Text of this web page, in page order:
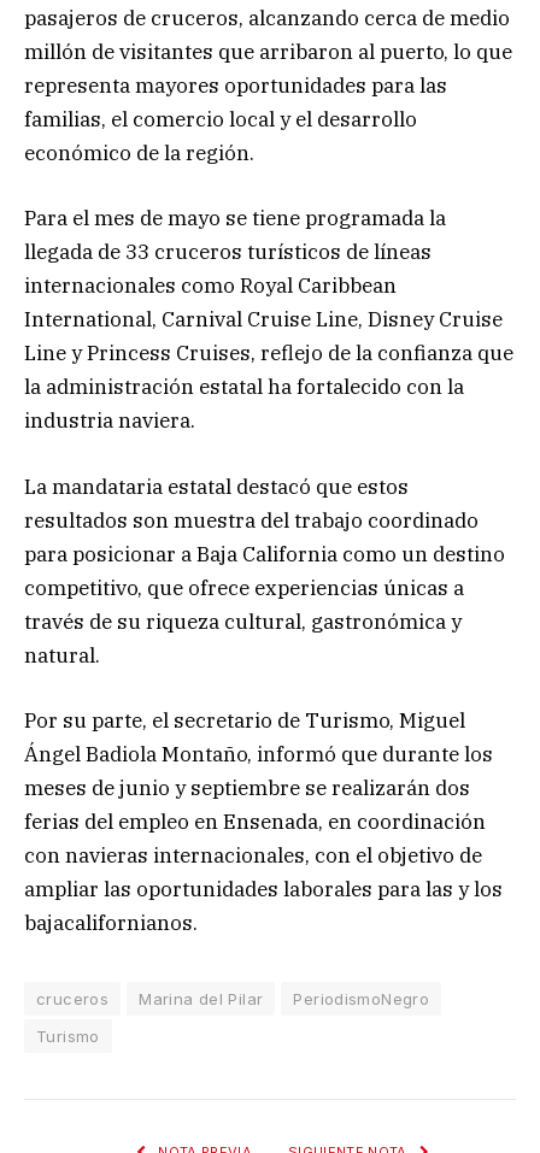
pasajeros de cruceros, alcanzando cerca de medio
millón de visitantes que arribaron al puerto, lo que
representa mayores oportunidades para las
familias, el comercio local y el desarrollo
económico de la región.
Para el mes de mayo se tiene programada la
llegada de 33 cruceros turísticos de líneas
internacionales como Royal Caribbean
International, Carnival Cruise Line, Disney Cruise
Line y Princess Cruises, reflejo de la confianza que
la administración estatal ha fortalecido con la
industria naviera.
La mandataria estatal destacó que estos
resultados son muestra del trabajo coordinado
para posicionar a Baja California como un destino
competitivo, que ofrece experiencias únicas a
través de su riqueza cultural, gastronómica y
natural.
Por su parte, el secretario de Turismo, Miguel
Ángel Badiola Montaño, informó que durante los
meses de junio y septiembre se realizarán dos
ferias del empleo en Ensenada, en coordinación
con navieras internacionales, con el objetivo de
ampliar las oportunidades laborales para las y los
bajacalifornianos.
cruceros Marina del Pilar
PeriodismoNegro
Turismo